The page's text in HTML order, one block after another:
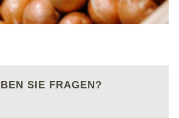
SIE FRAGEN?